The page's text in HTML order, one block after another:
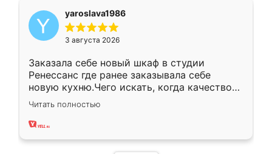
yaroslava1986
3 августа 2026
Заказала себе новый шкаф в студии
Ренессанс где ранее заказывала себе
новую кухню.Чего искать, когда качеством
вполне довольна. Служит кухня уже почти
два года, нареканий нет.
Читать полностью